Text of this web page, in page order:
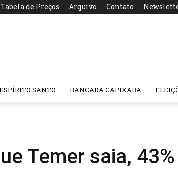
Tabela de Preços Arquivo Contato
SANTO BANCADA CAPIXABA
Temer saia,